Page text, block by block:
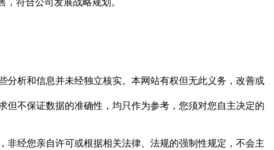
符合公司发展战略规划。
分析和信息并未经独立核实。本网站有权但无此义务，改善或
但不保证数据的准确性，均只作为参考，您须对您自主决定的
非经您亲自许可或根据相关法律、法规的强制性规定，不会主